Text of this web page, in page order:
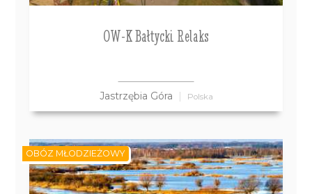
OW-K Bałtycki Relaks
Jastrzębia Góra Polska
OBÓZ MŁODZIEŻOWY